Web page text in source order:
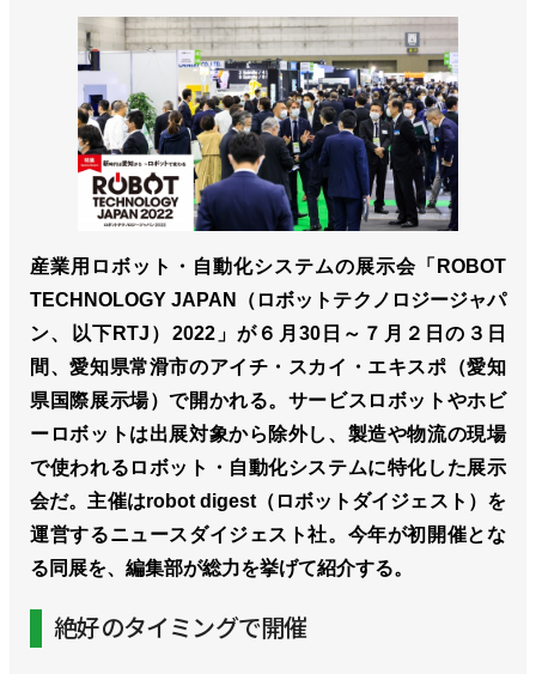
産業用ロボット・自動化システムの展示会「ROBOT
TECHNOLOGY JAPAN（ロボットテクノロジージャパ
ン、以下RTJ）2022」が６月30日～７月２日の３日
間、愛知県常滑市のアイチ・スカイ・エキスポ（愛知
県国際展示場）で開かれる。サービスロボットやホビ
ーロボットは出展対象から除外し、製造や物流の現場
で使われるロボット・自動化システムに特化した展示
会だ。主催はrobot digest（ロボットダイジェスト）を
運営するニュースダイジェスト社。今年が初開催とな
る同展を、編集部が総力を挙げて紹介する。
絶好のタイミングで開催